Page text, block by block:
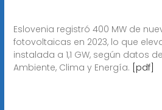
Eslovenia registró 400 MW de
fotovoltaicas en 2023, lo que
instalada a 1,1 GW, según datos
Ambiente, Clima y Energía. [pdf]